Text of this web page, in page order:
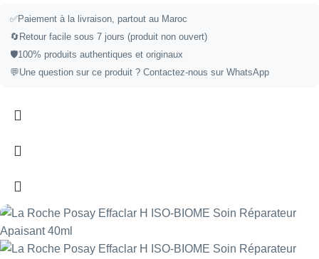
✅Paiement à la livraison, partout au Maroc
🔄 Retour facile sous 7 jours (produit non ouvert)
🛡️100% produits authentiques et originaux
💬Une question sur ce produit ? Contactez-nous sur WhatsApp